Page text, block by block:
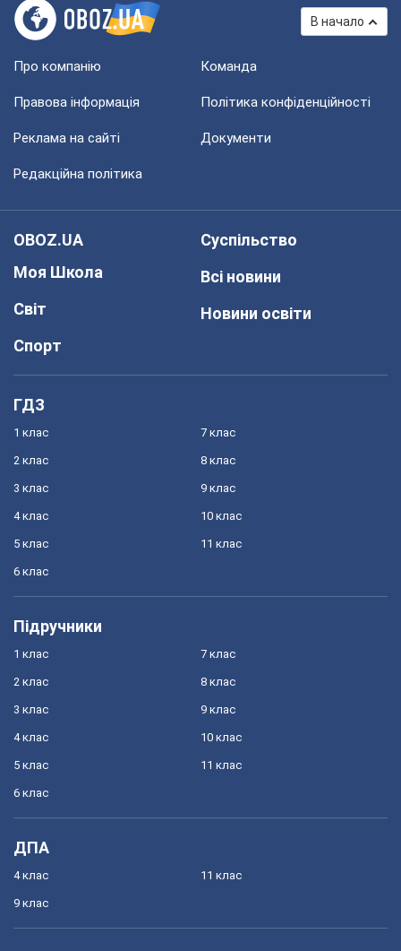
В начало
Про компанію Команда
Правова інформація Політика конфіденційності
Реклама на сайті Документи
Редакційна політика
OBOZ.UA
Моя Школа
Світ
Спорт
Суспільство
Всі новини
Новини освіти
ГДЗ
1 клас
2 клас
3 клас
4 клас
5 клас
6 клас
7 клас
8 клас
9 клас
10 клас
11 клас
Підручники
1 клас
2 клас
3 клас
4 клас
5 клас
6 клас
7 клас
8 клас
9 клас
10 клас
11 клас
ДПА
4 клас
9 клас
11 клас